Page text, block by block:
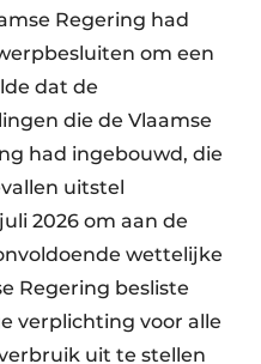
Regering had
om een
dat de
die de Vlaamse
had ingebouwd, die
uitstel
2026 om aan de
wettelijke
Regering besliste
verplichting voor alle
uit te stellen